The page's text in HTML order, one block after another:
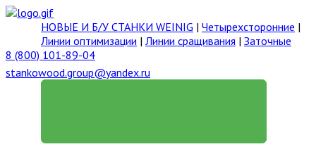
НОВЫЕ И Б/У СТАНКИ WEINIG | Четырехсторонние |
Линии оптимизации | Линии сращивания | Заточные
8 (800) 101-89-04
stankowood.group@yandex.ru